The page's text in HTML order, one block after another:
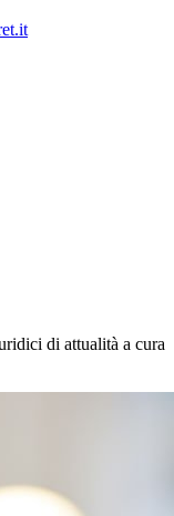
di attualità a cura